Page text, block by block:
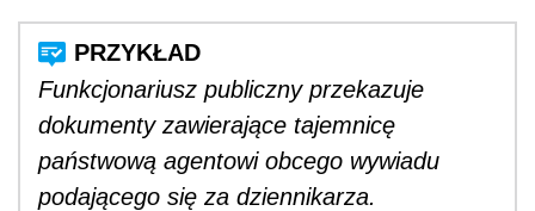
Funkcjonariusz publiczny przekazuje
dokumenty zawierające tajemnicę
państwową agentowi obcego wywiadu
podającego się za dziennikarza.